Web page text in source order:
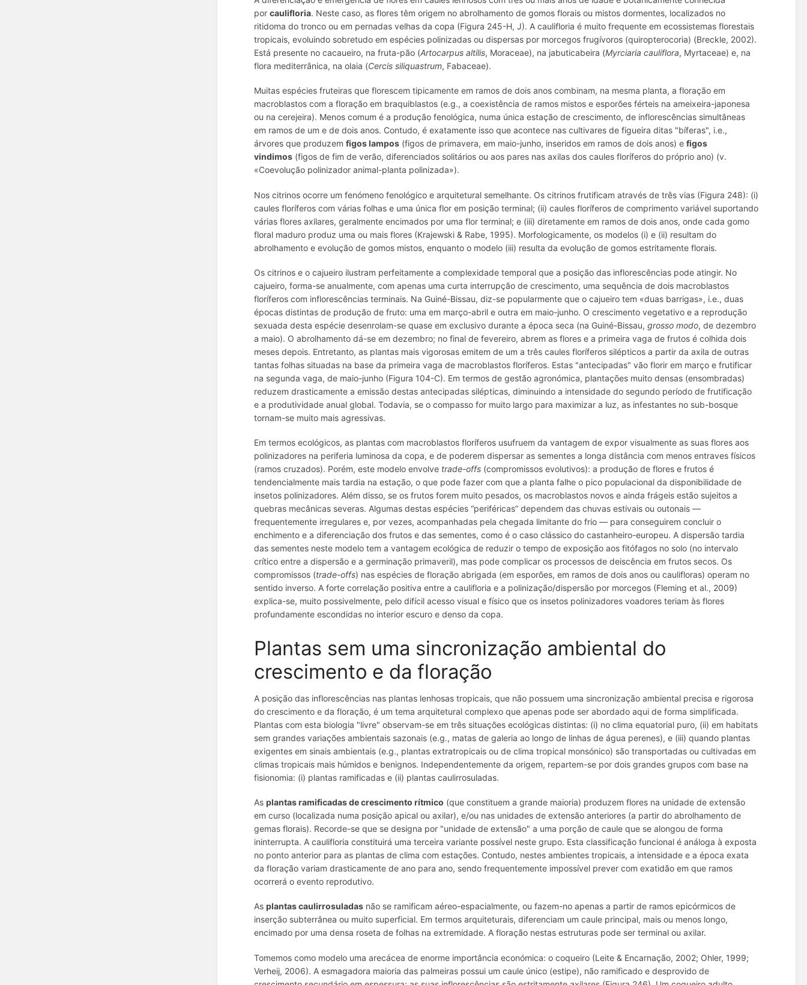
porcaulifloria. Neste caso, as flores têm origem no abrolhamento de gomos florais ou mistos dormentes, localizados no
ritidoma do tronco ou em pernadas velhas da copa (Figura 245-H, J). A caulifloria é muito frequente em ecossistemas florestais
tropicais, evoluindo sobretudo em espécies polinizadas ou dispersas por morcegos frugívoros (quiropterocoria) (Breckle, 2002).
Está presente no cacaueiro, na fruta-pão (Artocarpus altilis, Moraceae), na jabuticabeira (Myrciaria cauliflora, Myrtaceae) e, na
flora mediterrânica, na olaia (Cercis siliquastrum, Fabaceae).
Muitas espécies fruteiras que florescem tipicamente em ramos de dois anos combinam, na mesma planta, a floração em
macroblastos com a floração em braquiblastos (e.g., a coexistência de ramos mistos e esporões férteis na ameixeira-japonesa
ou na cerejeira). Menos comum é a produção fenológica, numa única estação de crescimento, de inflorescências simultâneas
em ramos de um e de dois anos. Contudo, é exatamente isso que acontece nas cultivares de figueira ditas "bíferas", i.e.,
árvores que produzemfigos lampos (figos de primavera, em maio-junho, inseridos em ramos de dois anos) efigos
vindimos (figos de fim de verão, diferenciados solitários ou aos pares nas axilas dos caules floríferos do próprio ano) (v.
«Coevolução polinizador animal-planta polinizada»).
Nos citrinos ocorre um fenómeno fenológico e arquitetural semelhante. Os citrinos frutificam através de três vias (Figura 248): (i)
caules floríferos com várias folhas e uma única flor em posição terminal; (ii) caules floríferos de comprimento variável suportando
várias flores axilares, geralmente encimados por uma flor terminal; e (iii) diretamente em ramos de dois anos, onde cada gomo
floral maduro produz uma ou mais flores (Krajewski & Rabe, 1995). Morfologicamente, os modelos (i) e (ii) resultam do
abrolhamento e evolução de gomos mistos, enquanto o modelo (iii) resulta da evolução de gomos estritamente florais.
Os citrinos e o cajueiro ilustram perfeitamente a complexidade temporal que a posição das inflorescências pode atingir. No
cajueiro, forma-se anualmente, com apenas uma curta interrupção de crescimento, uma sequência de dois macroblastos
floríferos com inflorescências terminais. Na Guiné-Bissau, diz-se popularmente que o cajueiro tem «duas barrigas», i.e., duas
épocas distintas de produção de fruto: uma em março-abril e outra em maio-junho. O crescimento vegetativo e a reprodução
sexuada desta espécie desenrolam-se quase em exclusivo durante a época seca (na Guiné-Bissau,grosso modo, de dezembro
a maio). O abrolhamento dá-se em dezembro; no final de fevereiro, abrem as flores e a primeira vaga de frutos é colhida dois
meses depois. Entretanto, as plantas mais vigorosas emitem de um a três caules floríferos silépticos a partir da axila de outras
tantas folhas situadas na base da primeira vaga de macroblastos floríferos. Estas "antecipadas" vão florir em março e frutificar
na segunda vaga, de maio-junho (Figura 104-C). Em termos de gestão agronómica, plantações muito densas (ensombradas)
reduzem drasticamente a emissão destas antecipadas silépticas, diminuindo a intensidade do segundo período de frutificação
e a produtividade anual global. Todavia, se o compasso for muito largo para maximizar a luz, as infestantes no sub-bosque
tornam-se muito mais agressivas.
Em termos ecológicos, as plantas com macroblastos floríferos usufruem da vantagem de expor visualmente as suas flores aos
polinizadores na periferia luminosa da copa, e de poderem dispersar as sementes a longa distância com menos entraves físicos
(ramos cruzados). Porém, este modelo envolve trade-offs (compromissos evolutivos): a produção de flores e frutos é
tendencialmente mais tardia na estação, o que pode fazer com que a planta falhe o pico populacional da disponibilidade de
insetos polinizadores. Além disso, se os frutos forem muito pesados, os macroblastos novos e ainda frágeis estão sujeitos a
quebras mecânicas severas. Algumas destas espécies “periféricas” dependem das chuvas estivais ou outonais —
frequentemente irregulares e, por vezes, acompanhadas pela chegada limitante do frio — para conseguirem concluir o
enchimento e a diferenciação dos frutos e das sementes, como é o caso clássico do castanheiro-europeu. A dispersão tardia
das sementes neste modelo tem a vantagem ecológica de reduzir o tempo de exposição aos fitófagos no solo (no intervalo
crítico entre a dispersão e a germinação primaveril), mas pode complicar os processos de deiscência em frutos secos. Os
compromissos (trade-offs) nas espécies de floração abrigada (em esporões, em ramos de dois anos ou caulifloras) operam no
sentido inverso. A forte correlação positiva entre a caulifloria e a polinização/dispersão por morcegos (Fleming et al., 2009)
explica-se, muito possivelmente, pelo difícil acesso visual e físico que os insetos polinizadores voadores teriam às flores
profundamente escondidas no interior escuro e denso da copa.
Plantas sem uma sincronização ambiental do
crescimento e da floração
A posição das inflorescências nas plantas lenhosas tropicais, que não possuem uma sincronização ambiental precisa e rigorosa
do crescimento e da floração, é um tema arquitetural complexo que apenas pode ser abordado aqui de forma simplificada.
Plantas com esta biologia "livre" observam-se em três situações ecológicas distintas: (i) no clima equatorial puro, (ii) em habitats
sem grandes variações ambientais sazonais (e.g., matas de galeria ao longo de linhas de água perenes), e (iii) quando plantas
exigentes em sinais ambientais (e.g., plantas extratropicais ou de clima tropical monsónico) são transportadas ou cultivadas em
climas tropicais mais húmidos e benignos. Independentemente da origem, repartem-se por dois grandes grupos com base na
fisionomia: (i) plantas ramificadas e (ii) plantas caulirrosuladas.
Asplantas ramificadas de crescimento rítmico (que constituem a grande maioria) produzem flores na unidade de extensão
em curso (localizada numa posição apical ou axilar), e/ou nas unidades de extensão anteriores (a partir do abrolhamento de
gemas florais). Recorde-se que se designa por "unidade de extensão" a uma porção de caule que se alongou de forma
ininterrupta. A caulifloria constituirá uma terceira variante possível neste grupo. Esta classificação funcional é análoga à exposta
no ponto anterior para as plantas de clima com estações. Contudo, nestes ambientes tropicais, a intensidade e a época exata
da floração variam drasticamente de ano para ano, sendo frequentemente impossível prever com exatidão em que ramos
ocorrerá o evento reprodutivo.
Asplantas caulirrosuladas não se ramificam aéreo-espacialmente, ou fazem-no apenas a partir de ramos epicórmicos de
inserção subterrânea ou muito superficial. Em termos arquiteturais, diferenciam um caule principal, mais ou menos longo,
encimado por uma densa roseta de folhas na extremidade. A floração nestas estruturas pode ser terminal ou axilar.
Tomemos como modelo uma arecácea de enorme importância económica: o coqueiro (Leite & Encarnação, 2002; Ohler, 1999;
Verheij, 2006). A esmagadora maioria das palmeiras possui um caule único (estipe), não ramificado e desprovido de